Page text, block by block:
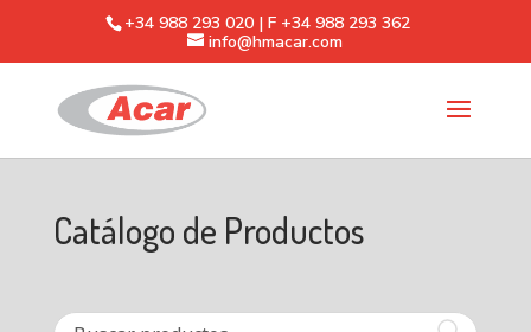
+34 988 293 020 | F +34 988 293 362
info@hmacar.com
Catálogo de Productos